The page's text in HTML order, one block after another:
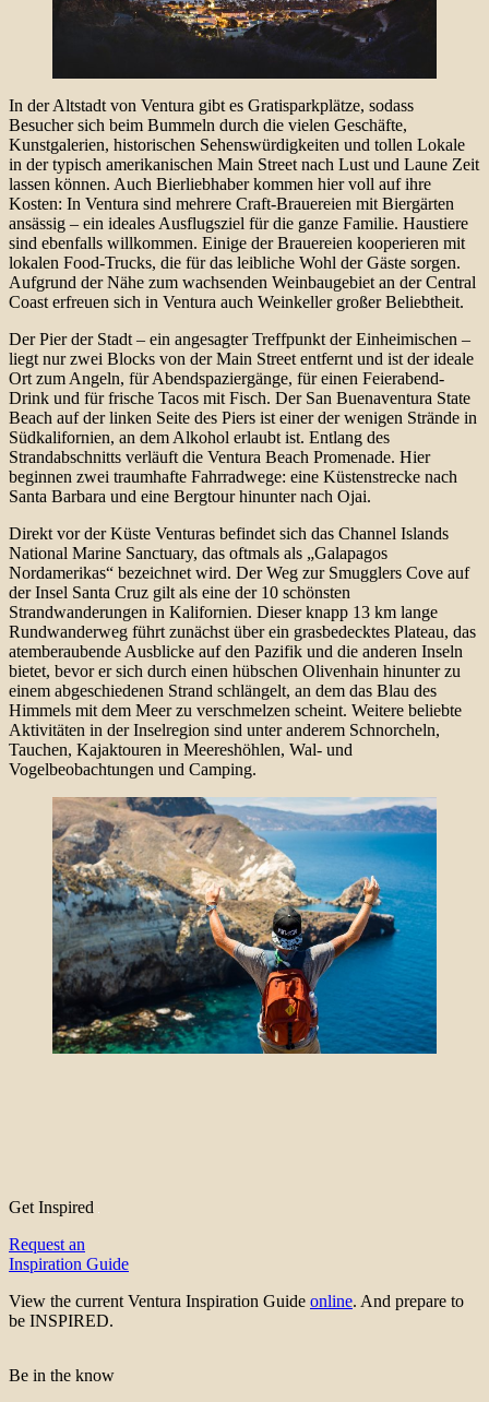
In der Altstadt von Ventura gibt es Gratisparkplätze, sodass
Besucher sich beim Bummeln durch die vielen Geschäfte,
Kunstgalerien, historischen Sehenswürdigkeiten und tollen Lokale
in der typisch amerikanischen Main Street nach Lust und Laune Zeit
lassen können. Auch Bierliebhaber kommen hier voll auf ihre
Kosten: In Ventura sind mehrere Craft-Brauereien mit Biergärten
ansässig – ein ideales Ausflugsziel für die ganze Familie. Haustiere
sind ebenfalls willkommen. Einige der Brauereien kooperieren mit
lokalen Food-Trucks, die für das leibliche Wohl der Gäste sorgen.
Aufgrund der Nähe zum wachsenden Weinbaugebiet an der Central
Coast erfreuen sich in Ventura auch Weinkeller großer Beliebtheit.
Der Pier der Stadt – ein angesagter Treffpunkt der Einheimischen –
liegt nur zwei Blocks von der Main Street entfernt und ist der ideale
Ort zum Angeln, für Abendspaziergänge, für einen Feierabend-
Drink und für frische Tacos mit Fisch. Der San Buenaventura State
Beach auf der linken Seite des Piers ist einer der wenigen Strände in
Südkalifornien, an dem Alkohol erlaubt ist. Entlang des
Strandabschnitts verläuft die Ventura Beach Promenade. Hier
beginnen zwei traumhafte Fahrradwege: eine Küstenstrecke nach
Santa Barbara und eine Bergtour hinunter nach Ojai.
Direkt vor der Küste Venturas befindet sich das Channel Islands
National Marine Sanctuary, das oftmals als „Galapagos
Nordamerikas“ bezeichnet wird. Der Weg zur Smugglers Cove auf
der Insel Santa Cruz gilt als eine der 10 schönsten
Strandwanderungen in Kalifornien. Dieser knapp 13 km lange
Rundwanderweg führt zunächst über ein grasbedecktes Plateau, das
atemberaubende Ausblicke auf den Pazifik und die anderen Inseln
bietet, bevor er sich durch einen hübschen Olivenhain hinunter zu
einem abgeschiedenen Strand schlängelt, an dem das Blau des
Himmels mit dem Meer zu verschmelzen scheint. Weitere beliebte
Aktivitäten in der Inselregion sind unter anderem Schnorcheln,
Tauchen, Kajaktouren in Meereshöhlen, Wal- und
Vogelbeobachtungen und Camping.
Get Inspired
Request an
Inspiration Guide
View the current Ventura Inspiration Guide online. And prepare to
be INSPIRED.
Be in the know